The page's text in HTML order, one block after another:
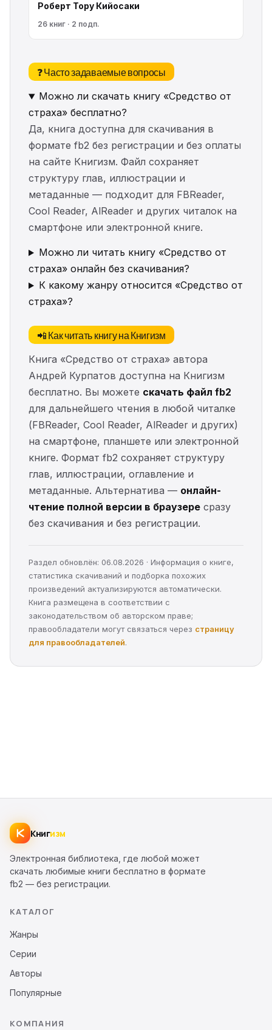
Роберт Тору Кийосаки
26 книг · 2 подп.
❓ Часто задаваемые вопросы
Можно ли скачать книгу «Средство от
страха» бесплатно?
Да, книга доступна для скачивания в
формате fb2 без регистрации и без оплаты
на сайте Книгизм. Файл сохраняет
структуру глав, иллюстрации и
метаданные — подходит для FBReader,
Cool Reader, AlReader и других читалок на
смартфоне или электронной книге.
Можно ли читать книгу «Средство от
страха» онлайн без скачивания?
К какому жанру относится «Средство от
страха»?
📲 Как читать книгу на Книгизм
Книга «Средство от страха» автора
Андрей Курпатов доступна на Книгизм
бесплатно. Вы можете скачать файл fb2
для дальнейшего чтения в любой читалке
(FBReader, Cool Reader, AlReader и других)
на смартфоне, планшете или электронной
книге. Формат fb2 сохраняет структуру
глав, иллюстрации, оглавление и
метаданные. Альтернатива — онлайн-
чтение полной версии в браузере сразу
без скачивания и без регистрации.
Раздел обновлён: 06.08.2026 · Информация о книге,
статистика скачиваний и подборка похожих
произведений актуализируются автоматически.
Книга размещена в соответствии с
законодательством об авторском праве;
правообладатели могут связаться через страницу
для правообладателей.
Книгизм
Электронная библиотека, где любой может
скачать любимые книги бесплатно в формате
fb2 — без регистрации.
КАТАЛОГ
Жанры
Серии
Авторы
Популярные
КОМПАНИЯ